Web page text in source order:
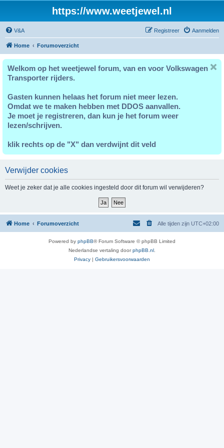
https://www.weetjewel.nl
V&A Aanmelden
Registreer
Home Forumoverzicht
Welkom op het weetjewel forum, van en voor Volkswagen
Transporter rijders.
Gasten kunnen helaas het forum niet meer lezen.
Omdat we te maken hebben met DDOS aanvallen.
Je moet je registreren, dan kun je het forum weer
lezen/schrijven.
klik rechts op de "X" dan verdwijnt dit veld
Verwijder cookies
Weet je zeker dat je alle cookies ingesteld door dit forum wil verwijderen?
Home Forumoverzicht Alle tijden zijn UTC+02:00
Powered by phpBB® Forum Software © phpBB Limited
Nederlandse vertaling doorphpBB.nl
Privacy | Gebruikersvoorwaarden